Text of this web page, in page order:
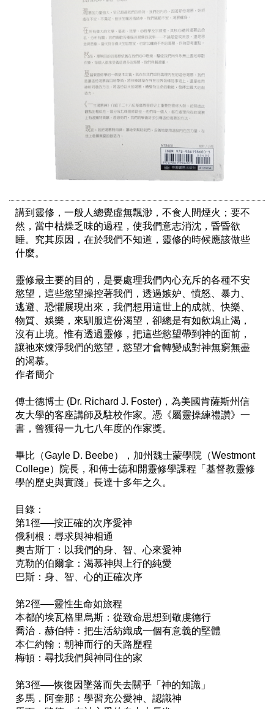
講到靈修，一般人總覺虛無飄渺，不食人間煙火；要不
然，當中枯燥乏味的過程，使我們意志消沈，昏昏欲
睡。究其原因，在於我們不知道，靈修的時候應該做些
什麼。
靈修最主要的目的，是要處理我們內心充斥的各種不安
慾望，這些慾望操控著我們，透過嫉妒、憤怒、暴力、
逃避、恐懼展現出來，我們想用這世上的成就、快樂、
物質、娛樂，來馴服這份渴望，卻總是有如飲鴆止渴，
沒有止境。惟有透過靈修，把這些慾望帶到神的面前，
讓祂來煉淨我們的慾望，慾望才會轉變成對神無窮無盡
的渴慕。
作者簡介
傅士德博士 (Dr. Richard J. Foster)，為美國肯薩斯州信
友大學的客座講師及駐校作家。憑《屬靈操練禮讚》一
書，曾獲得一九七八年度的作家獎。
畢比（Gayle D. Beebe），加州魏士蒙學院（Westmont
College）院長，和傅士德和開靈修學課程「基督教靈修
學的歷史與實踐」長達十多年之久。
目錄：
第1徑──按正確的次序愛神
俄利根：尋求與神相通
奧古斯丁：以我們的身、智、心來愛神
克勒的伯爾拿：渴慕神與上行的純愛
巴斯：身、智、心的正確次序
第2徑──靈性生命如旅程
本都的埃瓦格里烏斯：從致命思想到敬虔德行
喬治．赫伯特：把生活紡織成一個有意義的堅體
本仁約翰：朝神而行的天路歷程
梅頓：尋找我們與神同住的家
第3徑──恢復因墜落而失去關乎「神的知識」
多馬．阿奎那：學習充公愛神、認識神